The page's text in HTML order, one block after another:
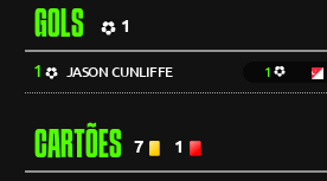
GOLS 1
1 JASON CUNLIFFE 1
CARTÕES 7 1